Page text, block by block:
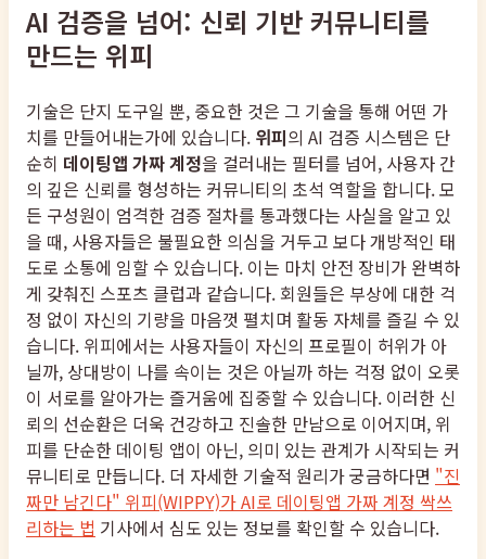
AI 검증을 넘어: 신뢰 기반 커뮤니티를
만드는 위피
기술은 단지 도구일 뿐, 중요한 것은 그 기술을 통해 어떤 가
치를 만들어내는가에 있습니다. 위피의 AI 검증 시스템은 단
순히 데이팅앱 가짜 계정을 걸러내는 필터를 넘어, 사용자 간
의 깊은 신뢰를 형성하는 커뮤니티의 초석 역할을 합니다. 모
든 구성원이 엄격한 검증 절차를 통과했다는 사실을 알고 있
을 때, 사용자들은 불필요한 의심을 거두고 보다 개방적인 태
도로 소통에 임할 수 있습니다. 이는 마치 안전 장비가 완벽하
게 갖춰진 스포츠 클럽과 같습니다. 회원들은 부상에 대한 걱
정 없이 자신의 기량을 마음껏 펼치며 활동 자체를 즐길 수 있
습니다. 위피에서는 사용자들이 자신의 프로필이 허위가 아
닐까, 상대방이 나를 속이는 것은 아닐까 하는 걱정 없이 오롯
이 서로를 알아가는 즐거움에 집중할 수 있습니다. 이러한 신
뢰의 선순환은 더욱 건강하고 진솔한 만남으로 이어지며, 위
피를 단순한 데이팅 앱이 아닌, 의미 있는 관계가 시작되는 커
뮤니티로 만듭니다. 더 자세한 기술적 원리가 궁금하다면 "진
짜만 남긴다" 위피(WIPPY)가 AI로 데이팅앱 가짜 계정 싹쓰
리하는 법 기사에서 심도 있는 정보를 확인할 수 있습니다.